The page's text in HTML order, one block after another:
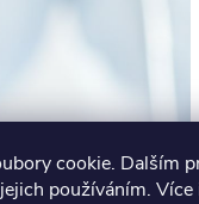
cookie. Dalším
používáním.